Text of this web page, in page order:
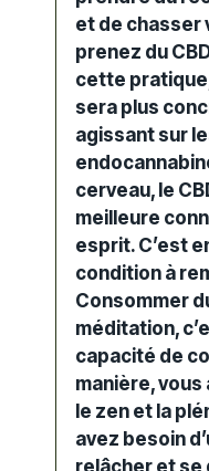
et de chasser
prenez du
cette
sera plus
agissant sur
cerveau, le
meilleure
esprit. C’est
condition à
Consommer
méditation,
capacité de
manière,
le zen et la
avez besoin